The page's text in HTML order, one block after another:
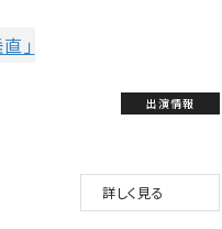
出演情報
詳しく見る